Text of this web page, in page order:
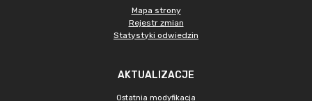
Mapa strony
Rejestr zmian
Statystyki odwiedzin
AKTUALIZACJE
Ostatnia modyfikacja